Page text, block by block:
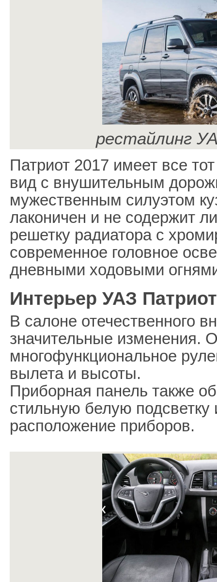
рестайлинг
Патриот 2017 имеет все
вид с внушительным
мужественным силуэтом
лаконичен и не содержит
решетку радиатора с
современное головное
дневными ходовыми
Интерьер УАЗ
В салоне отечественного
значительные изменения.
многофункциональное
вылета и высоты.
Приборная панель также
стильную белую подсветку
расположение приборов.